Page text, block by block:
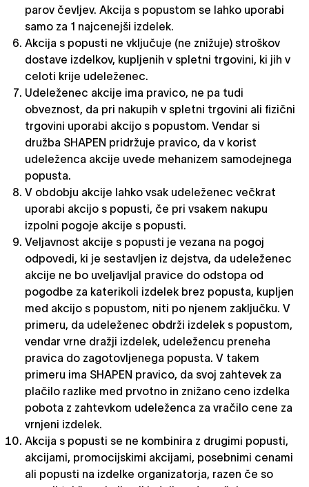
parov čevljev. Akcija s popustom se lahko uporabi
samo za 1 najcenejši izdelek.
Akcija s popusti ne vključuje (ne znižuje) stroškov
dostave izdelkov, kupljenih v spletni trgovini, ki jih v
celoti krije udeleženec.
Udeleženec akcije ima pravico, ne pa tudi
obveznost, da pri nakupih v spletni trgovini ali fizični
trgovini uporabi akcijo s popustom. Vendar si
družba SHAPEN pridržuje pravico, da v korist
udeleženca akcije uvede mehanizem samodejnega
popusta.
V obdobju akcije lahko vsak udeleženec večkrat
uporabi akcijo s popusti, če pri vsakem nakupu
izpolni pogoje akcije s popusti.
Veljavnost akcije s popusti je vezana na pogoj
odpovedi, ki je sestavljen iz dejstva, da udeleženec
akcije ne bo uveljavljal pravice do odstopa od
pogodbe za katerikoli izdelek brez popusta, kupljen
med akcijo s popustom, niti po njenem zaključku. V
primeru, da udeleženec obdrži izdelek s popustom,
vendar vrne dražji izdelek, udeležencu preneha
pravica do zagotovljenega popusta. V takem
primeru ima SHAPEN pravico, da svoj zahtevek za
plačilo razlike med prvotno in znižano ceno izdelka
pobota z zahtevkom udeleženca za vračilo cene za
vrnjeni izdelek.
Akcija s popusti se ne kombinira z drugimi popusti,
akcijami, promocijskimi akcijami, posebnimi cenami
ali popusti na izdelke organizatorja, razen če so